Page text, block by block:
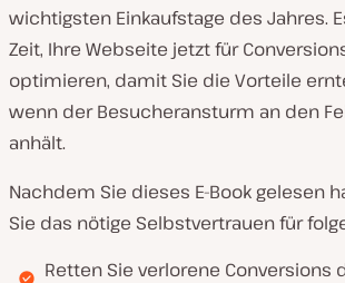
wichtigsten Einkaufstage des Jahres.
Zeit, Ihre Webseite jetzt für
optimieren, damit Sie die Vorteile
wenn der Besucheransturm an den
anhält.
Nachdem Sie dieses E-Book gelesen
Sie das nötige Selbstvertrauen für
Retten Sie verlorene Conversions